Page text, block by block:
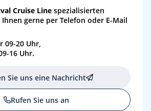
Cruise Line spezialisierten
gerne per Telefon oder E-Mail
09-20 Uhr,
16 Uhr.
Sie uns eine Nachricht
Rufen Sie uns an